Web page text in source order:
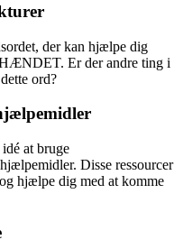
der kan hjælpe dig
Er der andre ting i
ord?
at bruge
Disse ressourcer
hjælpe dig med at komme